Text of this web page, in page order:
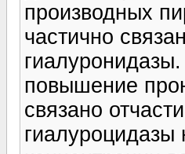
производных
частично
повышение
связано